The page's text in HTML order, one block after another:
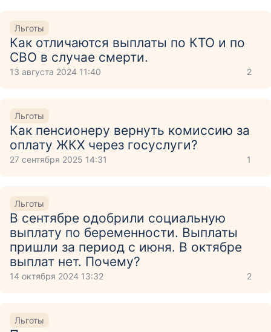
Льготы
Как отличаются выплаты по КТО и по
СВО в случае смерти.
13 августа 2024 11:40 2
Льготы
Как пенсионеру вернуть комиссию за
оплату ЖКХ через госуслуги?
27 сентября 2025 14:31 1
Льготы
В сентябре одобрили социальную
выплату по беременности. Выплаты
пришли за период с июня. В октябре
выплат нет. Почему?
14 октября 2024 13:32 2
Льготы